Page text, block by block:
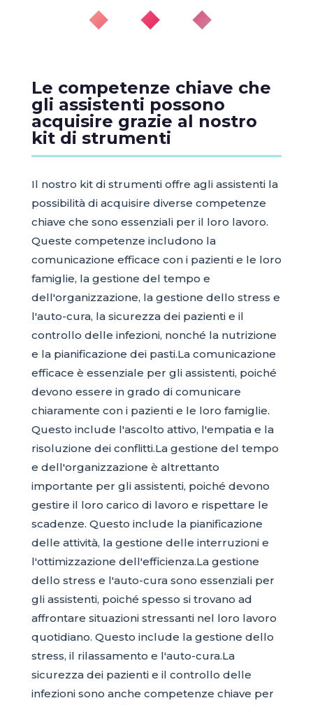
◆ ◆ ◆
Le competenze chiave che
gli assistenti possono
acquisire grazie al nostro
kit di strumenti
Il nostro kit di strumenti offre agli assistenti la
possibilità di acquisire diverse competenze
chiave che sono essenziali per il loro lavoro.
Queste competenze includono la
comunicazione efficace con i pazienti e le loro
famiglie, la gestione del tempo e
dell'organizzazione, la gestione dello stress e
l'auto-cura, la sicurezza dei pazienti e il
controllo delle infezioni, nonché la nutrizione
e la pianificazione dei pasti.La comunicazione
efficace è essenziale per gli assistenti, poiché
devono essere in grado di comunicare
chiaramente con i pazienti e le loro famiglie.
Questo include l'ascolto attivo, l'empatia e la
risoluzione dei conflitti.La gestione del tempo
e dell'organizzazione è altrettanto
importante per gli assistenti, poiché devono
gestire il loro carico di lavoro e rispettare le
scadenze. Questo include la pianificazione
delle attività, la gestione delle interruzioni e
l'ottimizzazione dell'efficienza.La gestione
dello stress e l'auto-cura sono essenziali per
gli assistenti, poiché spesso si trovano ad
affrontare situazioni stressanti nel loro lavoro
quotidiano. Questo include la gestione dello
stress, il rilassamento e l'auto-cura.La
sicurezza dei pazienti e il controllo delle
infezioni sono anche competenze chiave per